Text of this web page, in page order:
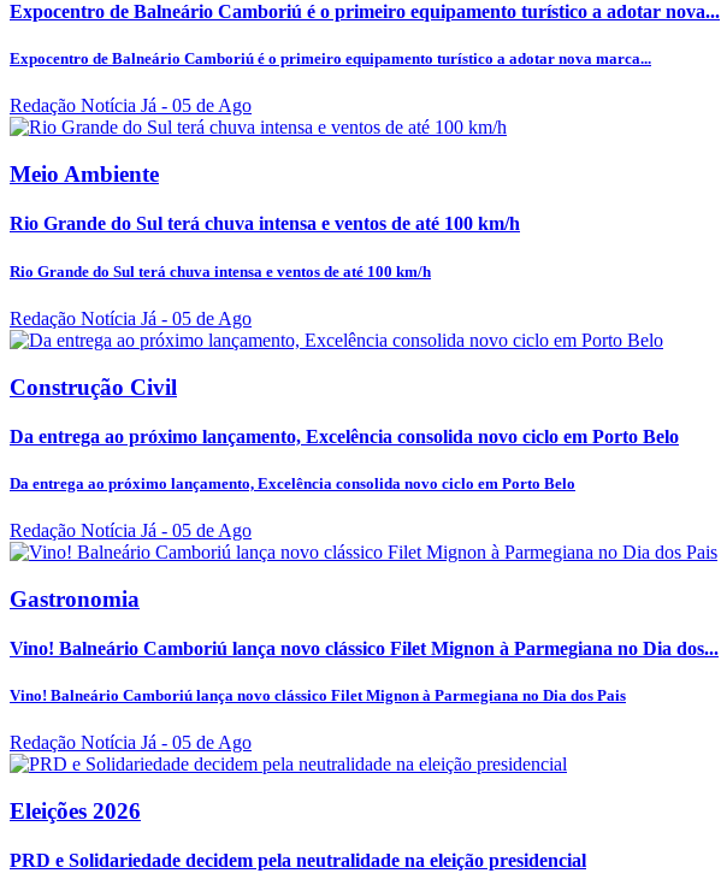
Expocentro de Balneário Camboriú é o primeiro equipamento turístico a adotar nova...
Expocentro de Balneário Camboriú é o primeiro equipamento turístico a adotar nova marca...
Redação Notícia Já - 05 de Ago
Meio Ambiente
Rio Grande do Sul terá chuva intensa e ventos de até 100 km/h
Rio Grande do Sul terá chuva intensa e ventos de até 100 km/h
Redação Notícia Já - 05 de Ago
Construção Civil
Da entrega ao próximo lançamento, Excelência consolida novo ciclo em Porto Belo
Da entrega ao próximo lançamento, Excelência consolida novo ciclo em Porto Belo
Redação Notícia Já - 05 de Ago
Gastronomia
Vino! Balneário Camboriú lança novo clássico Filet Mignon à Parmegiana no Dia dos...
Vino! Balneário Camboriú lança novo clássico Filet Mignon à Parmegiana no Dia dos Pais
Redação Notícia Já - 05 de Ago
Eleições 2026
PRD e Solidariedade decidem pela neutralidade na eleição presidencial